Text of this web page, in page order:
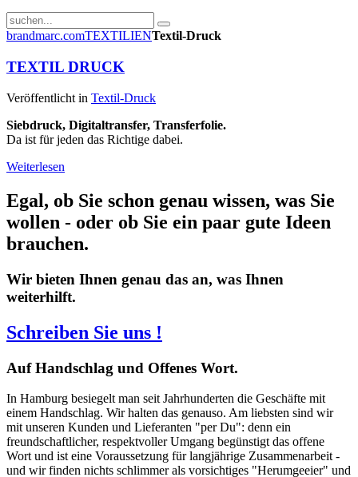
brandmarc.comTEXTILIENTextil-Druck
TEXTIL DRUCK
Veröffentlicht in Textil-Druck
Siebdruck, Digitaltransfer, Transferfolie.
Da ist für jeden das Richtige dabei.
Weiterlesen
Egal, ob Sie schon genau wissen, was Sie
wollen - oder ob Sie ein paar gute Ideen
brauchen.
Wir bieten Ihnen genau das an, was Ihnen
weiterhilft.
Schreiben Sie uns !
AufHandschlag und Offenes Wort.
In Hamburg besiegelt man seit Jahrhunderten die Geschäfte mit
einem Handschlag. Wir halten das genauso. Am liebsten sind wir
mit unseren Kunden und Lieferanten "per Du": denn ein
freundschaftlicher, respektvoller Umgang begünstigt das offene
Wort und ist eine Voraussetzung für langjährige Zusammenarbeit -
und wir finden nichts schlimmer als vorsichtiges "Herumgeeier" und